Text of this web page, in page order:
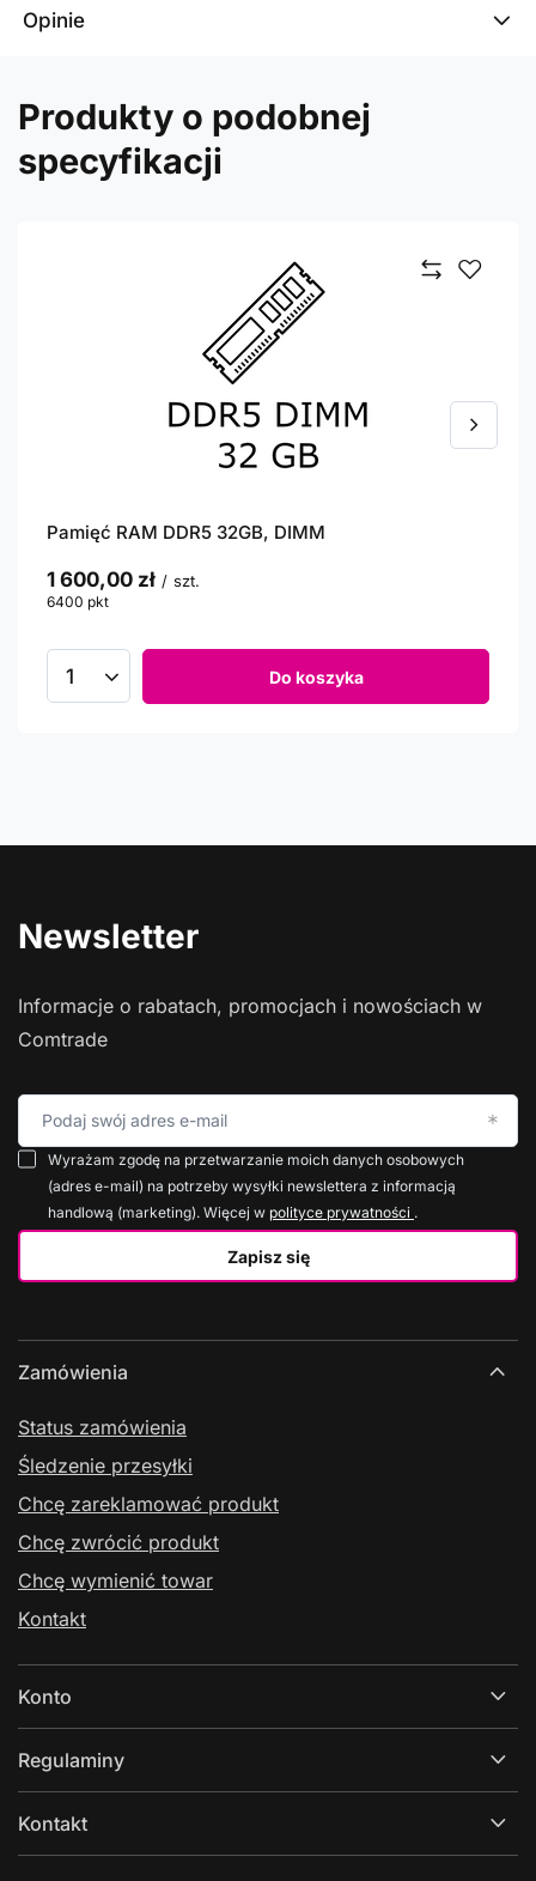
Opinie
Produkty o podobnej
specyfikacji
Pamięć RAM DDR5 32GB, DIMM
1 600,00 zł / szt.
6400 pkt
Do koszyka
Newsletter
Informacje o rabatach, promocjach i nowościach w
Comtrade
Podaj swój adres e-mail
Zapisz się
Wyrażam zgodę na przetwarzanie moich danych osobowych
(adres e-mail) na potrzeby wysyłki newslettera z informacją
handlową (marketing). Więcej w polityce prywatności .
Zamówienia
Status zamówienia
Śledzenie przesyłki
Chcę zareklamować produkt
Chcę zwrócić produkt
Chcę wymienić towar
Kontakt
Konto
Regulaminy
Kontakt